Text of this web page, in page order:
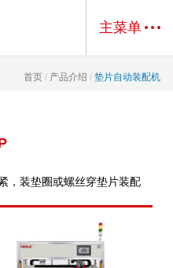
主菜单
首页 / 产品介绍 / 垫片自动装配机
，装垫圈或螺丝穿垫片装配